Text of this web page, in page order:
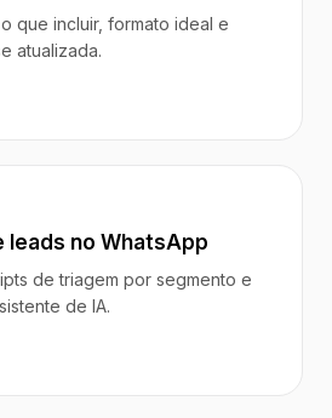
que incluir, formato ideal e
atualizada.
leads no WhatsApp
de triagem por segmento e
de IA.